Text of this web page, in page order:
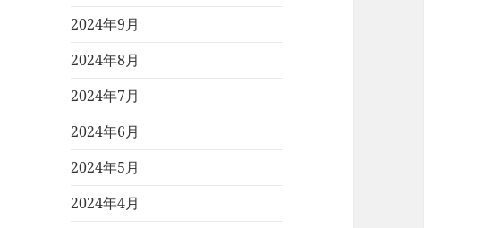
2024年9月
2024年8月
2024年7月
2024年6月
2024年5月
2024年4月